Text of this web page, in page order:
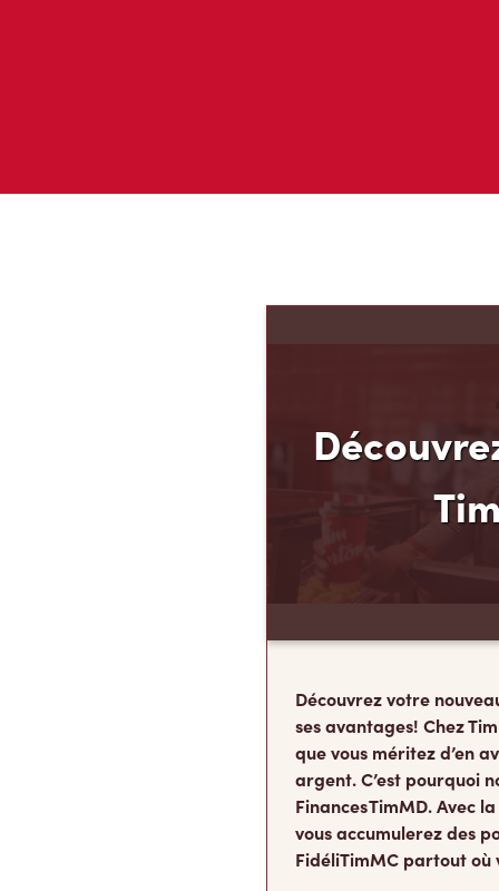
Découvrez votre
ses avantages! Chez
que vous méritez d’en
argent. C’est pourquoi
Finances TimMD. Avec
vous accumulerez des
FidéliTimMC partout où